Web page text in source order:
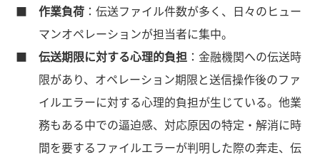
■ 作業負荷：伝送ファイル件数が多く、日々のヒュー
マンオペレーションが担当者に集中。
■ 伝送期限に対する心理的負担：金融機関への伝送時
限があり、オペレーション期限と送信操作後のファ
イルエラーに対する心理的負担が生じている。他業
務もある中での逼迫感、対応原因の特定・解消に時
間を要するファイルエラーが判明した際の奔走、伝